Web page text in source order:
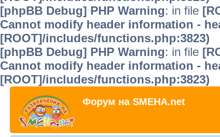
[phpBB Debug] PHP Warning: in file
Cannot modify header information -
[ROOT]/includes/functions.php:3823)
[phpBB Debug] PHP Warning: in file
Cannot modify header information -
[ROOT]/includes/functions.php:3823)
Форум на SMEHA.net